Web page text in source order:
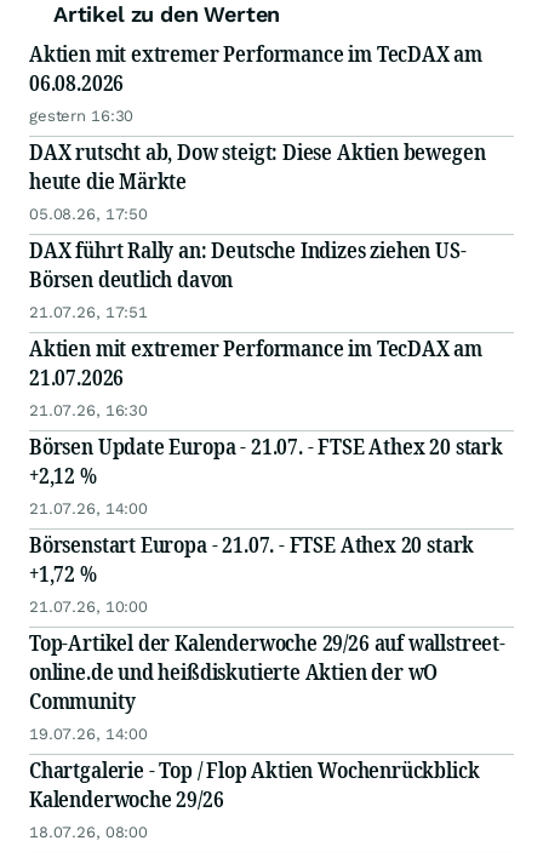
Artikel zu den Werten
Aktien mit extremer Performance im TecDAX am
06.08.2026
gestern 16:30
DAX rutscht ab, Dow steigt: Diese Aktien bewegen
heute die Märkte
05.08.26, 17:50
DAX führt Rally an: Deutsche Indizes ziehen US-
Börsen deutlich davon
21.07.26, 17:51
Aktien mit extremer Performance im TecDAX am
21.07.2026
21.07.26, 16:30
Börsen Update Europa - 21.07. - FTSE Athex 20 stark
+2,12 %
21.07.26, 14:00
Börsenstart Europa - 21.07. - FTSE Athex 20 stark
+1,72 %
21.07.26, 10:00
Top-Artikel der Kalenderwoche 29/26 auf wallstreet-
online.de und heißdiskutierte Aktien der wO
Community
19.07.26, 14:00
Chartgalerie - Top / Flop Aktien Wochenrückblick
Kalenderwoche 29/26
18.07.26, 08:00